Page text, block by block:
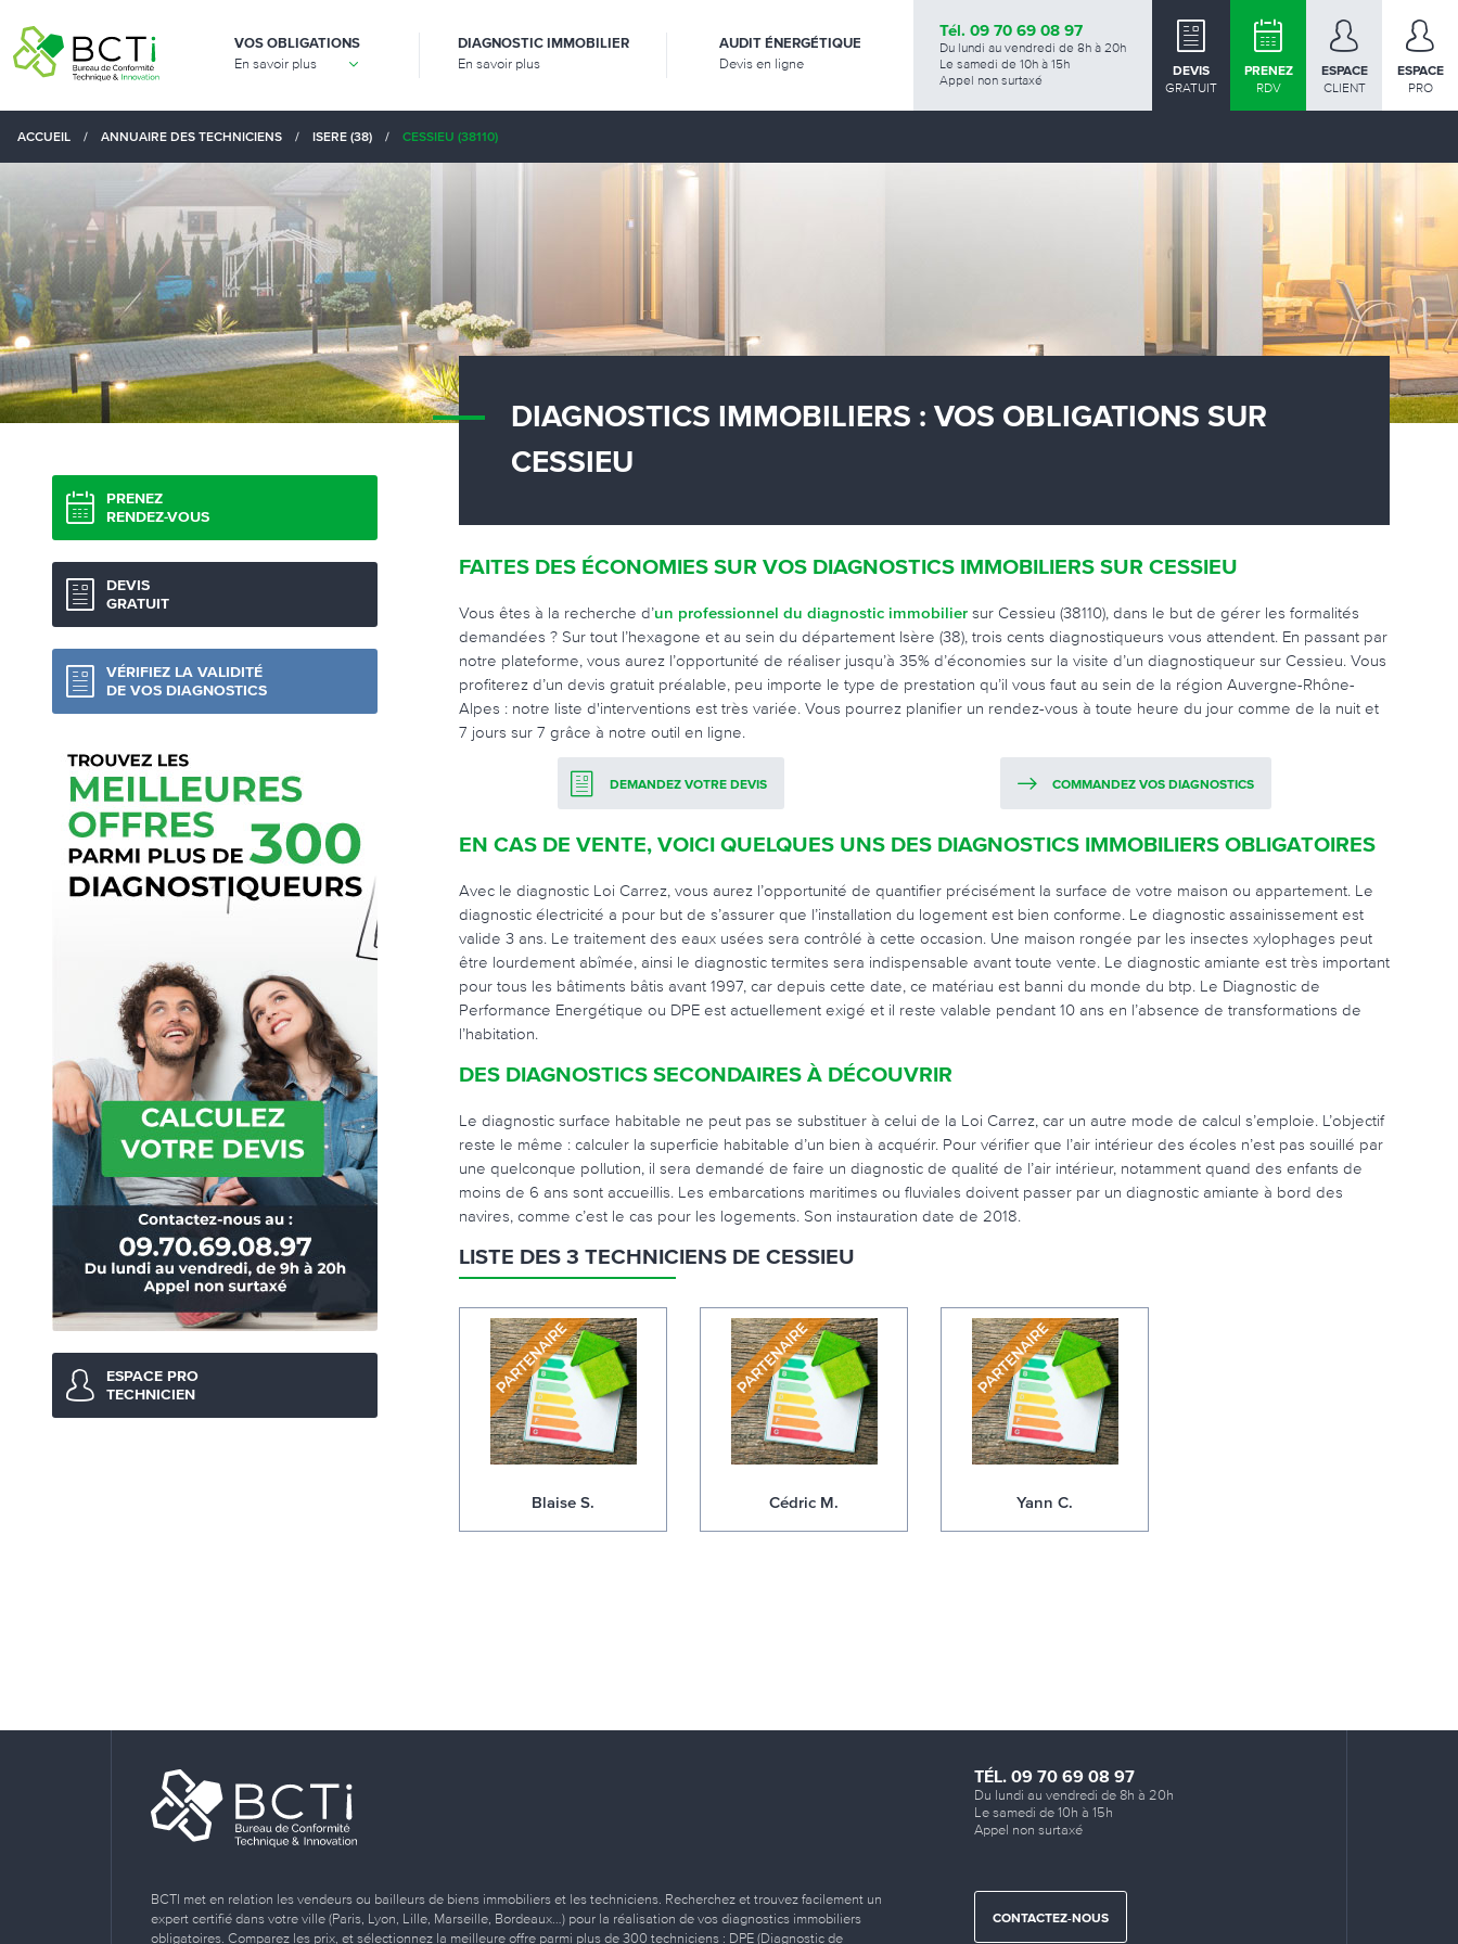
VOS OBLIGATIONS
En savoir plus
DIAGNOSTIC IMMOBILIER
En savoir plus
AUDIT ÉNERGÉTIQUE
Devis en ligne
Tél. 09 70 69 08 97
Du lundi au vendredi de 8h à 20h
Le samedi de 10h à 15h
Appel non surtaxé
DEVIS
GRATUIT
PRENEZ
RDV
ESPACE
CLIENT
ESPACE
PRO
ACCUEIL / ANNUAIRE DES TECHNICIENS / ISERE (38) / CESSIEU (38110)
PRENEZ
RENDEZ-VOUS
DEVIS
GRATUIT
VÉRIFIEZ LA VALIDITÉ
DE VOS DIAGNOSTICS
ESPACE PRO
TECHNICIEN
DIAGNOSTICS IMMOBILIERS : VOS OBLIGATIONS SUR
CESSIEU
FAITES DES ÉCONOMIES SUR VOS DIAGNOSTICS IMMOBILIERS SUR CESSIEU
Vous êtes à la recherche d’un professionnel du diagnostic immobilier sur Cessieu (38110), dans le but de gérer les formalités
demandées ? Sur tout l’hexagone et au sein du département Isère (38), trois cents diagnostiqueurs vous attendent. En passant par
notre plateforme, vous aurez l’opportunité de réaliser jusqu’à 35% d’économies sur la visite d’un diagnostiqueur sur Cessieu. Vous
profiterez d’un devis gratuit préalable, peu importe le type de prestation qu’il vous faut au sein de la région Auvergne-Rhône-
Alpes : notre liste d'interventions est très variée. Vous pourrez planifier un rendez-vous à toute heure du jour comme de la nuit et
7 jours sur 7 grâce à notre outil en ligne.
DEMANDEZ VOTRE DEVIS COMMANDEZ VOS DIAGNOSTICS
EN CAS DE VENTE, VOICI QUELQUES UNS DES DIAGNOSTICS IMMOBILIERS OBLIGATOIRES
Avec le diagnostic Loi Carrez, vous aurez l’opportunité de quantifier précisément la surface de votre maison ou appartement. Le
diagnostic électricité a pour but de s’assurer que l’installation du logement est bien conforme. Le diagnostic assainissement est
valide 3 ans. Le traitement des eaux usées sera contrôlé à cette occasion. Une maison rongée par les insectes xylophages peut
être lourdement abîmée, ainsi le diagnostic termites sera indispensable avant toute vente. Le diagnostic amiante est très important
pour tous les bâtiments bâtis avant 1997, car depuis cette date, ce matériau est banni du monde du btp. Le Diagnostic de
Performance Energétique ou DPE est actuellement exigé et il reste valable pendant 10 ans en l’absence de transformations de
l’habitation.
DES DIAGNOSTICS SECONDAIRES À DÉCOUVRIR
Le diagnostic surface habitable ne peut pas se substituer à celui de la Loi Carrez, car un autre mode de calcul s’emploie. L’objectif
reste le même : calculer la superficie habitable d’un bien à acquérir. Pour vérifier que l’air intérieur des écoles n’est pas souillé par
une quelconque pollution, il sera demandé de faire un diagnostic de qualité de l’air intérieur, notamment quand des enfants de
moins de 6 ans sont accueillis. Les embarcations maritimes ou fluviales doivent passer par un diagnostic amiante à bord des
navires, comme c’est le cas pour les logements. Son instauration date de 2018.
LISTE DES 3 TECHNICIENS DE CESSIEU
Blaise S. Cédric M. Yann C.
BCTI met en relation les vendeurs ou bailleurs de biens immobiliers et les techniciens. Recherchez et trouvez facilement un
expert certifié dans votre ville (Paris, Lyon, Lille, Marseille, Bordeaux…) pour la réalisation de vos diagnostics immobiliers
obligatoires. Comparez les prix, et sélectionnez la meilleure offre parmi plus de 300 techniciens : DPE (Diagnostic de
TÉL. 09 70 69 08 97
Du lundi au vendredi de 8h à 20h
Le samedi de 10h à 15h
Appel non surtaxé
CONTACTEZ-NOUS